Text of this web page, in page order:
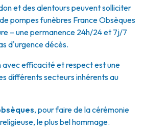
et des alentours peuvent solliciter
pompes funèbres France Obsèques
– une permanence 24h/24 et 7j/7
d'urgence décès.
efficacité et respect est une
différents secteurs inhérents au
, pour faire de la cérémonie
le plus bel hommage.